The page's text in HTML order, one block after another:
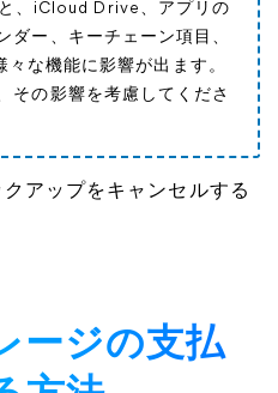
、iCloud Drive、アプリの
ダー、キーチェーン項目、
な機能に影響が出ます。
その影響を考慮してくださ
アップをキャンセルする
ージの支払